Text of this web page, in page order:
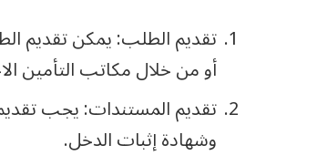
تقديم الطلب: يمكن تقديم
أو من خلال مكاتب التأمين
تقديم المستندات: يجب
وشهادة إثبات الدخل.